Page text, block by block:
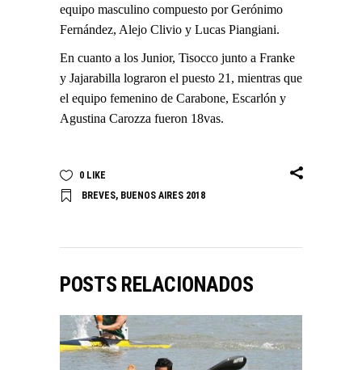
equipo masculino compuesto por Gerónimo
Fernández, Alejo Clivio y Lucas Piangiani.
En cuanto a los Junior, Tisocco junto a Franke
y Jajarabilla lograron el puesto 21, mientras que
el equipo femenino de Carabone, Escarlón y
Agustina Carozza fueron 18vas.
0 LIKE
BREVES, BUENOS AIRES 2018
POSTS RELACIONADOS